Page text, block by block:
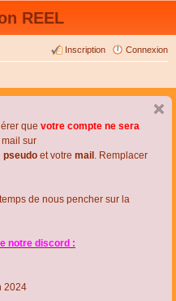
REEL
Connexion
Inscription
que votre compte ne sera
sur
pseudo et votre mail . Remplacer
de nous pencher sur la
notre discord :
2024